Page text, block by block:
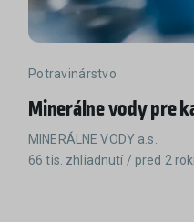
Potravinárstvo
Minerálne vody pre
MINERÁLNE VODY a.s.
66 tis. zhliadnutí / pred 2